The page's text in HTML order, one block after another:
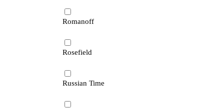
Romanoff
Rosefield
Russian Time